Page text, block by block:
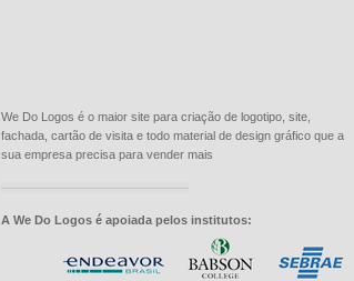
We Do Logos é o maior site para criação de logotipo, site,
fachada, cartão de visita e todo material de design gráfico que a
sua empresa precisa para vender mais
A We Do Logos é apoiada pelos institutos: